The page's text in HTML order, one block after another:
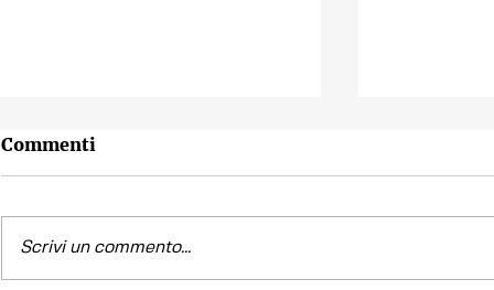
Commenti
Scrivi un commento...